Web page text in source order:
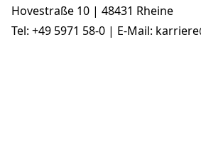
Hovestraße 10 | 48431 Rheine
Tel: +49 5971 58-0 | E-Mail: